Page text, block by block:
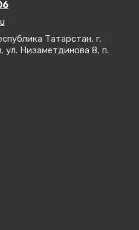
Татарстан, г.
ул. Низаметдинова 8, п.